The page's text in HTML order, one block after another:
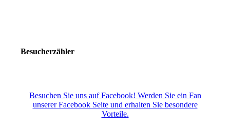
Besucherzähler
Besuchen Sie uns auf Facebook! Werden Sie ein Fan
unserer Facebook Seite und erhalten Sie besondere
Vorteile.